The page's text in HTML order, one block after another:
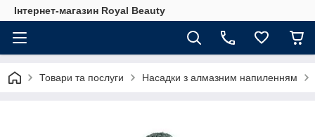
Інтернет-магазин Royal Beauty
Товари та послуги Насадки з алмазним напиленням